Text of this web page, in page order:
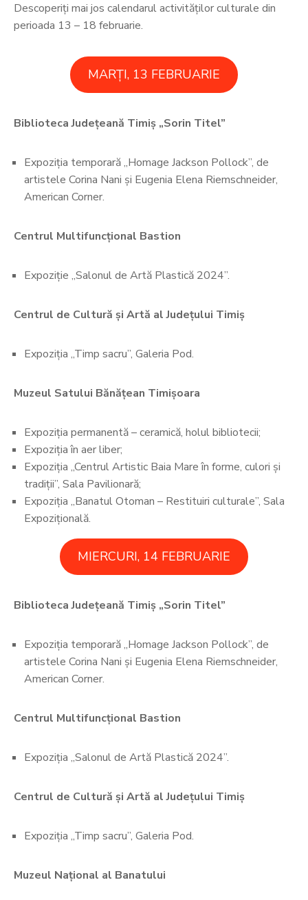
Descoperiți mai jos calendarul activităților culturale din
perioada 13 – 18 februarie.
MARȚI, 13 FEBRUARIE
Biblioteca Județeană Timiș „Sorin Titel”
Expoziția temporară ,,Homage Jackson Pollock”, de
artistele Corina Nani și Eugenia Elena Riemschneider,
American Corner.
Centrul Multifuncțional Bastion
Expoziție „Salonul de Artă Plastică 2024”.
Centrul de Cultură și Artă al Județului Timiș
Expoziția „Timp sacru”, Galeria Pod.
Muzeul Satului Bănățean Timișoara
Expoziția permanentă – ceramică, holul bibliotecii;
Expoziția în aer liber;
Expoziția „Centrul Artistic Baia Mare în forme, culori și
tradiții”, Sala Pavilionară;
Expoziția „Banatul Otoman – Restituiri culturale”, Sala
Expozițională.
MIERCURI, 14 FEBRUARIE
Biblioteca Județeană Timiș „Sorin Titel”
Expoziția temporară ,,Homage Jackson Pollock”, de
artistele Corina Nani și Eugenia Elena Riemschneider,
American Corner.
Centrul Multifuncțional Bastion
Expoziția „Salonul de Artă Plastică 2024”.
Centrul de Cultură și Artă al Județului Timiș
Expoziția „Timp sacru”, Galeria Pod.
Muzeul Național al Banatului